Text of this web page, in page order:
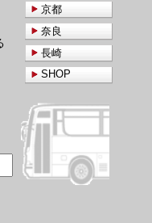
京都
奈良
長崎
SHOP